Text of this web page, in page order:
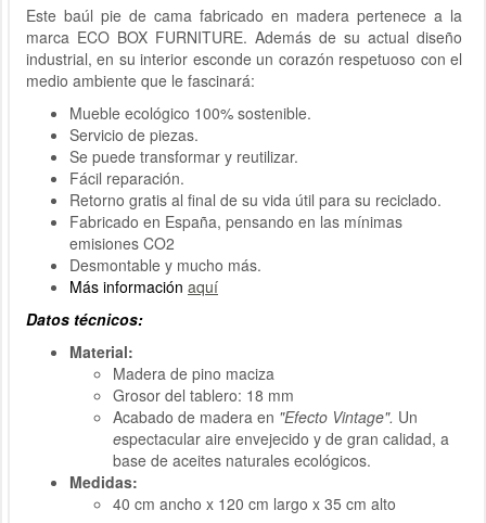
Este baúl pie de cama fabricado en madera pertenece a la
marca ECO BOX FURNITURE. Además de su actual diseño
industrial, en su interior esconde un corazón respetuoso con el
medio ambiente que le fascinará:
Mueble ecológico 100% sostenible.
Servicio de piezas.
Se puede transformar y reutilizar.
Fácil reparación.
Retorno gratis al final de su vida útil para su reciclado.
Fabricado en España, pensando en las mínimas
emisiones CO2
Desmontable y mucho más.
Más información aquí
Datos técnicos:
Material:
Madera de pino maciza
Grosor del tablero: 18 mm
Acabado de madera en "Efecto Vintage". Un
espectacular aire envejecido y de gran calidad, a
base de aceites naturales ecológicos.
Medidas:
40 cm ancho x 120 cm largo x 35 cm alto